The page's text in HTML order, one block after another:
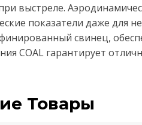
выстреле.
показатели даже для
свинец,
COAL гарантирует
Товары